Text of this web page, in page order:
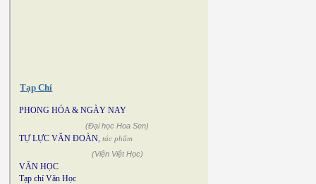
Tạp Chí
PHONG HÓA & NGÀY NAY
(Đại học Hoa Sen)
TỰ LỰC VĂN ĐOÀN, tác phẩm
(Viện Việt Học)
VĂN HỌC
Tạp chí Văn Học